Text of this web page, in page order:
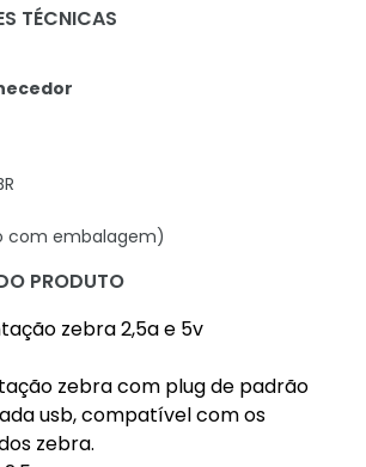
TÉCNICAS
com embalagem)
PRODUTO
zebra 2,5a e 5v
zebra com plug de padrão
usb, compatível com os
zebra.